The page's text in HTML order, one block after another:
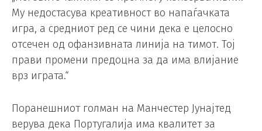
Му недостасува креативност во напаѓачката
игра, а средниот ред се чини дека е целосно
отсечен од офанзивната линија на тимот. Тој
прави промени предоцна за да има влијание
врз играта.“
Поранешниот голман на Манчестер Јунајтед
верува дека Португалија има квалитет за